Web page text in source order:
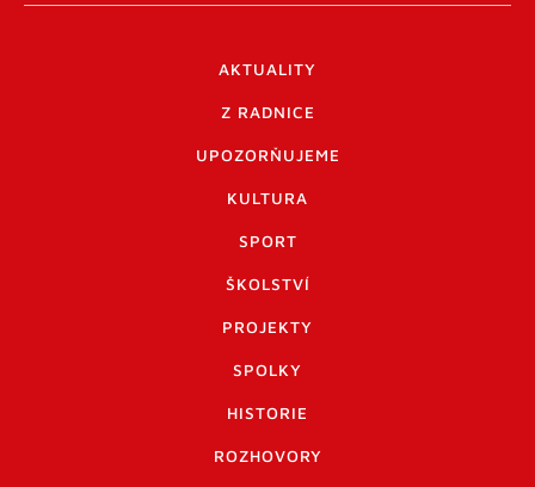
AKTUALITY
Z RADNICE
UPOZORŇUJEME
KULTURA
SPORT
ŠKOLSTVÍ
PROJEKTY
SPOLKY
HISTORIE
ROZHOVORY